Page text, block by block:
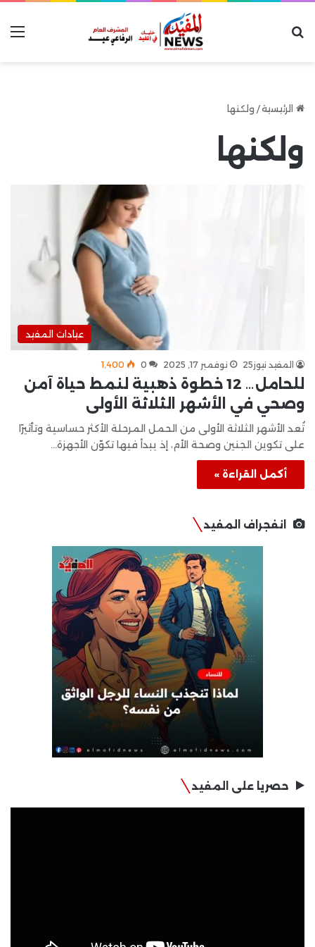
الرئيسية/ ولكنها
ولكنها
عيادات المفيد
المفيد نيوز25 نوفمبر 17, 2025 0 1٬400
للحامل… 12 خطوة ذهبية لنمط حياة آمن
وصحي في الأشهر الثلاثة الأولى
تُعد الأشهر الثلاثة الأولى من الحمل المرحلة الأكثر حساسية وتأثيرًا
على تكوين الجنين وصحة الأم، إذ يبدأ فيها تكوّن الأجهزة…
أكمل القراءة »
انفجراف المفيد
حصريا على المفيد